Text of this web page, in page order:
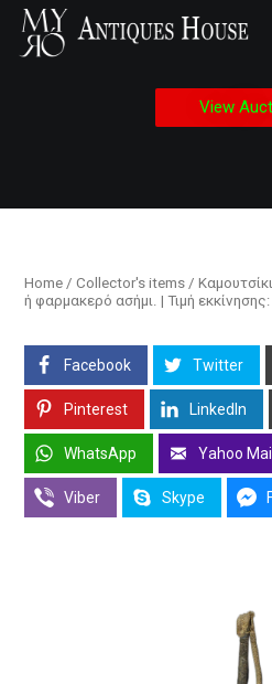
View
Home / Collector's items /
ή φαρμακερό ασήμι. | Τιμή
Facebook Twitter
Pinterest LinkedIn
WhatsApp Yahoo Mail
Viber Skype